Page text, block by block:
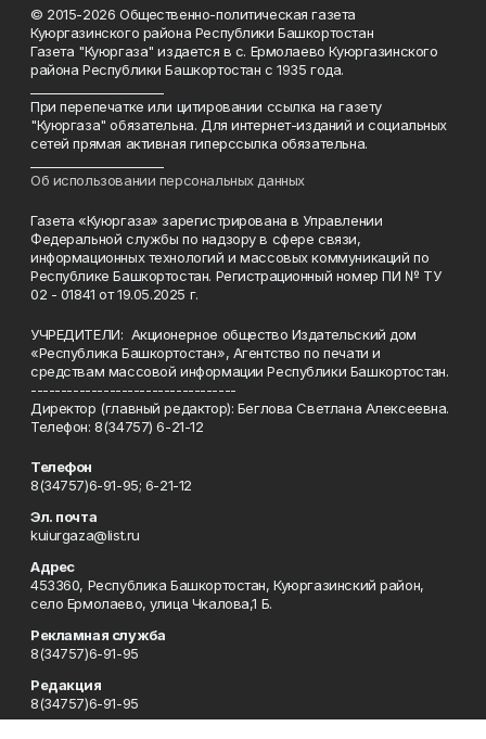
© 2015-2026 Общественно-политическая газета
Куюргазинского района Республики Башкортостан
Газета "Куюргаза" издается в с. Ермолаево Куюргазинского
района Республики Башкортостан с 1935 года.
При перепечатке или цитировании ссылка на газету
"Куюргаза" обязательна. Для интернет-изданий и социальных
сетей прямая активная гиперссылка обязательна.
Об использовании персональных данных
Газета «Куюргаза» зарегистрирована в Управлении
Федеральной службы по надзору в сфере связи,
информационных технологий и массовых коммуникаций по
Республике Башкортостан. Регистрационный номер ПИ № ТУ
02 - 01841 от 19.05.2025 г.
УЧРЕДИТЕЛИ: Акционерное общество Издательский дом
«Республика Башкортостан», Агентство по печати и
средствам массовой информации Республики Башкортостан.
----------------------------------
Директор (главный редактор): Беглова Светлана Алексеевна.
Телефон: 8(34757) 6-21-12
Телефон
8(34757)6-91-95; 6-21-12
Эл. почта
kuiurgaza@list.ru
Адрес
453360, Республика Башкортостан, Куюргазинский район,
село Ермолаево, улица Чкалова,1 Б.
Рекламная служба
8(34757)6-91-95
Редакция
8(34757)6-91-95